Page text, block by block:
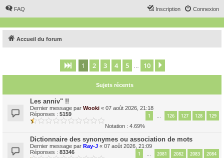
FAQ Connexion
Inscription
Accueil du forum
Page 1sur10
1 2 3 4 5 10
Sujets récents
Les anniv" !!
Dernier message par Wooki « 07 août 2026, 21:18
Réponses : 5159 1 126 127 128 129
Notation : 4.69%
Dictionnaire des synonymes ou association de mots
Dernier message par Ray-J « 07 août 2026, 21:09
Réponses : 83346 1 2081 2082 2083 2084